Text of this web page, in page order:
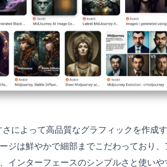
によって高品質なグラフィックを作成
ジは鮮やかで細部までこだわっており
インターフェースのシンプルさと使い